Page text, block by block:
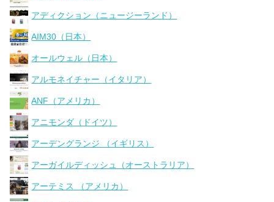
アディクション（ニュージーランド）
AIM30（日本）
オールウェル（日本）
アルモネイチャー（イタリア）
ANF（アメリカ）
アニモンダ（ドイツ）
アーデングランジ （イギリス）
アーガイルディッシュ（オーストラリア）
アーテミス （アメリカ）